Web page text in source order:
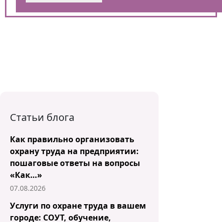
Статьи блога
Как правильно организовать
охрану труда на предприятии:
пошаговые ответы на вопросы
«Как…»
07.08.2026
Услуги по охране труда в вашем
городе: СОУТ, обучение,